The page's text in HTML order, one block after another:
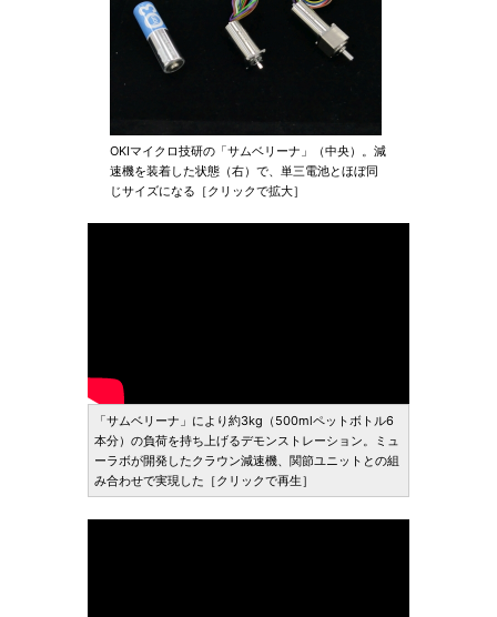
OKIマイクロ技研の「サムベリーナ」（中央）。減
速機を装着した状態（右）で、単三電池とほぼ同
じサイズになる［クリックで拡大］
「サムベリーナ」により約3kg（500mlペットボトル6
本分）の負荷を持ち上げるデモンストレーション。ミュ
ーラボが開発したクラウン減速機、関節ユニットとの組
み合わせで実現した［クリックで再生］